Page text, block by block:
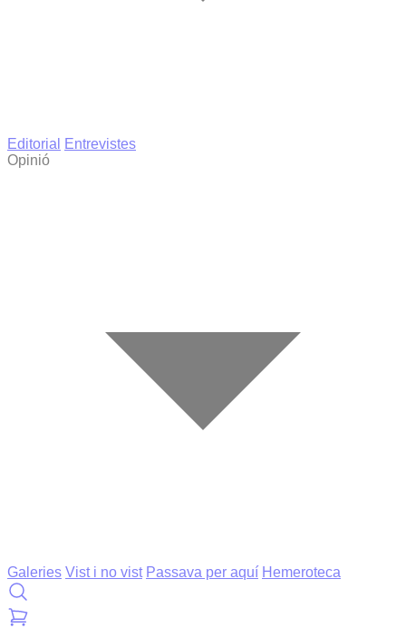
Editorial
Entrevistes
Opinió
Galeries Vist i no vist Passava per aquí Hemeroteca